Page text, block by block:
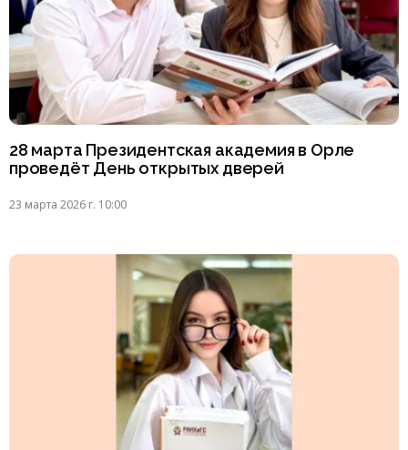
28 марта Президентская академия в Орле
проведёт День открытых дверей
23 марта 2026 г. 10:00